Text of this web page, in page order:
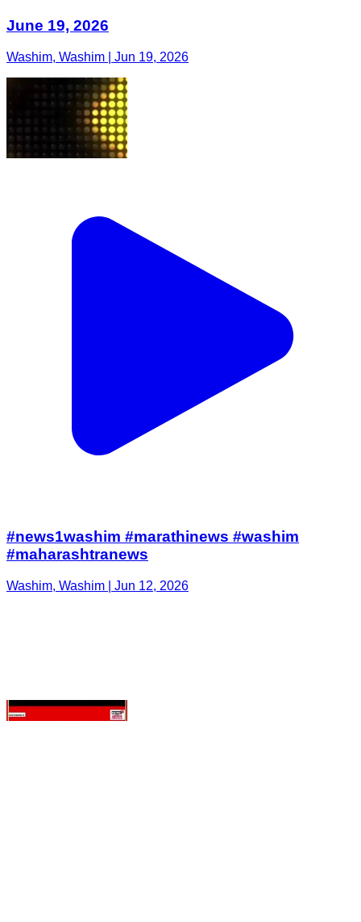
#news1washim #marathinews #washim
#maharashtranews